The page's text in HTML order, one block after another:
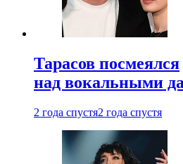
Тарасов посмеялся
над вокальными
2 года спустя2 года спустя